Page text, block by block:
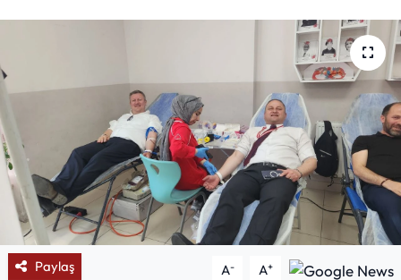
Paylaş A- A+
Magazin
Mektup Galeri
Röportaj
Manşet
Köşe Yazıları